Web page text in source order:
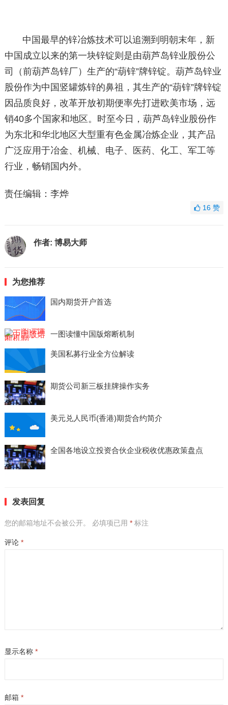
中国最早的锌冶炼技术可以追溯到明朝末年，新
中国成立以来的第一块锌锭则是由葫芦岛锌业股份公
司（前葫芦岛锌厂）生产的“葫锌”牌锌锭。葫芦岛锌业
股份作为中国竖罐炼锌的鼻祖，其生产的“葫锌”牌锌锭
因品质良好，改革开放初期便率先打进欧美市场，远
销40多个国家和地区。时至今日，葫芦岛锌业股份作
为东北和华北地区大型重有色金属冶炼企业，其产品
广泛应用于冶金、机械、电子、医药、化工、军工等
行业，畅销国内外。
责任编辑：李烨
16赞
作者: 博易大师
为您推荐
国内期货开户首选
一图读懂中国版熔断机制
美国私募行业全方位解读
期货公司新三板挂牌操作实务
美元兑人民币(香港)期货合约简介
全国各地设立投资合伙企业税收优惠政策盘点
发表回复
您的邮箱地址不会被公开。 必填项已用 *标注
评论 *
显示名称 *
邮箱 *